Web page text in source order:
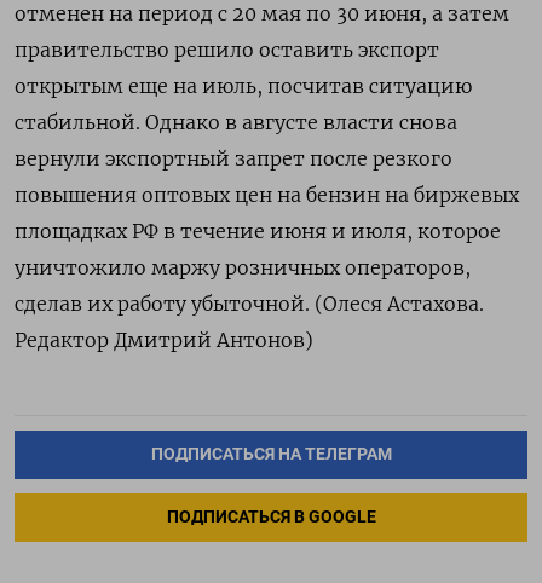
отменен на период с 20 мая по 30 июня, а затем
правительство решило оставить экспорт
открытым еще на июль, посчитав ситуацию
стабильной. Однако в августе власти снова
вернули экспортный запрет после резкого
повышения оптовых цен на бензин на биржевых
площадках РФ в течение июня и июля, которое
уничтожило маржу розничных операторов,
сделав их работу убыточной. (Олеся Астахова.
Редактор Дмитрий Антонов)
ПОДПИСАТЬСЯ НА ТЕЛЕГРАМ
ПОДПИСАТЬСЯ В GOOGLE